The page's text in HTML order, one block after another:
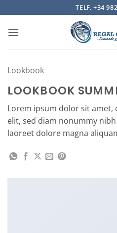
al
contenido
TELF. +34
Lookbook
LOOKBOOK
Lorem ipsum dolor sit amet,
elit, sed diam nonummy
laoreet dolore magna